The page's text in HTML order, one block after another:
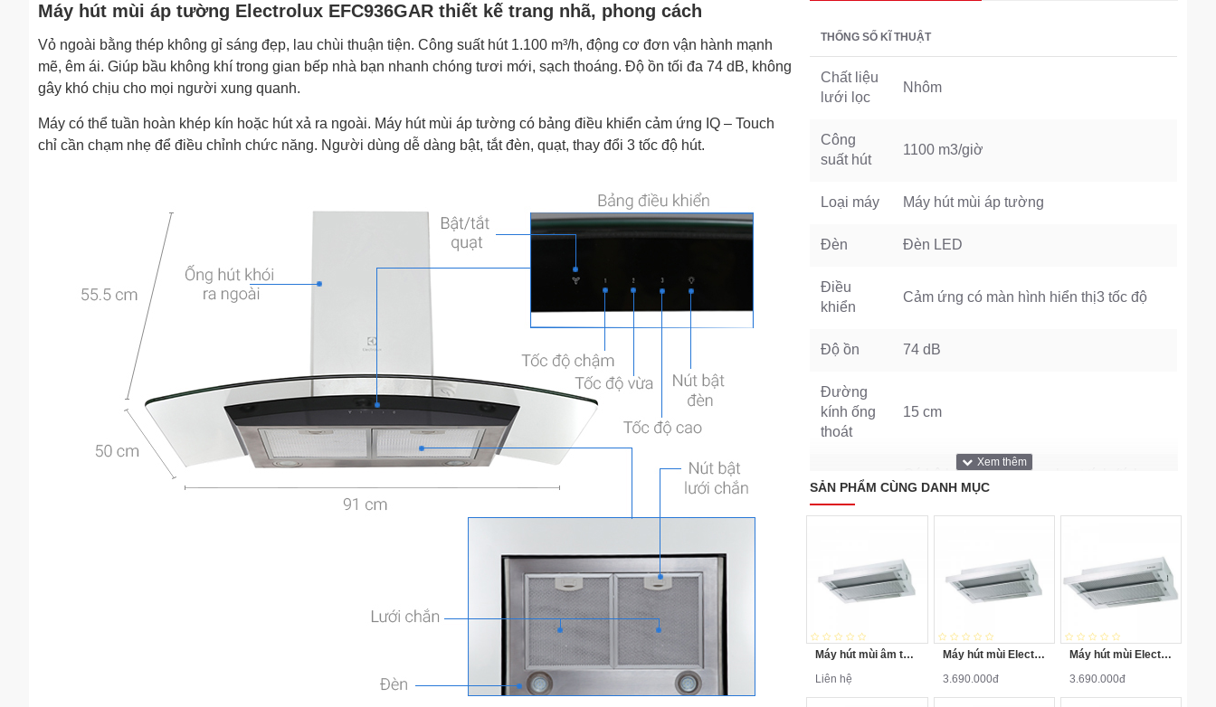
Máy hút mùi áp tường Electrolux EFC936GAR thiết kế trang nhã, phong cách
Vỏ ngoài bằng thép không gỉ sáng đẹp, lau chùi thuận tiện. Công suất hút 1.100 m³/h, động cơ đơn vận hành mạnh
mẽ, êm ái. Giúp bầu không khí trong gian bếp nhà bạn nhanh chóng tươi mới, sạch thoáng. Độ ồn tối đa 74 dB, không
gây khó chịu cho mọi người xung quanh.
Máy có thể tuần hoàn khép kín hoặc hút xả ra ngoài. Máy hút mùi áp tường có bảng điều khiển cảm ứng IQ – Touch
chỉ cần chạm nhẹ để điều chỉnh chức năng. Người dùng dễ dàng bật, tắt đèn, quạt, thay đổi 3 tốc độ hút.
THỐNG SỐ KĨ THUẬT
Chất liệu
lưới lọc
Nhôm
Công
suất hút
1100 m3/giờ
Loại máy Máy hút mùi áp tường
Đèn Đèn LED
Điều
khiển
Cảm ứng có màn hình hiển thị3 tốc độ
Độ ồn 74 dB
Đường
kính ống
thoát
15 cm
Tiện ích
Có bộ lọc khử mùi than hoạt tính (tích
hợp trong máy)Có đèn LED chiếu sáng
tiện lợi
Hãng Electrolux
SẢN PHẨM CÙNG DANH MỤC
Máy hút mùi âm tủ Electrolux LFP316S
Liên hệ
Máy hút mùi Electrolux EFP6520X
3.690.000đ
Máy hút mùi Electrolux EFP6520X
3.690.000đ